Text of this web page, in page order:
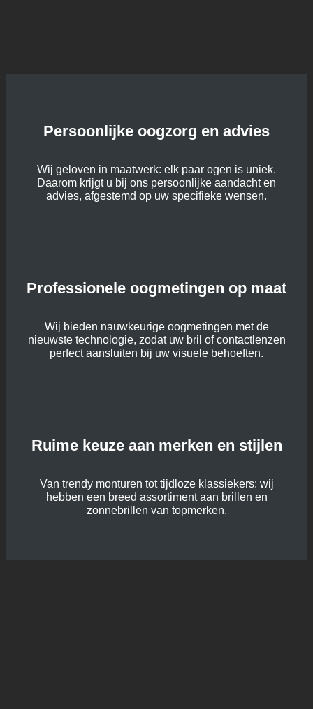
Persoonlijke oogzorg en advies
Wij geloven in maatwerk: elk paar ogen is uniek.
Daarom krijgt u bij ons persoonlijke aandacht en
advies, afgestemd op uw specifieke wensen.
Professionele oogmetingen op maat
Wij bieden nauwkeurige oogmetingen met de
nieuwste technologie, zodat uw bril of contactlenzen
perfect aansluiten bij uw visuele behoeften.
Ruime keuze aan merken en stijlen
Van trendy monturen tot tijdloze klassiekers: wij
hebben een breed assortiment aan brillen en
zonnebrillen van topmerken.